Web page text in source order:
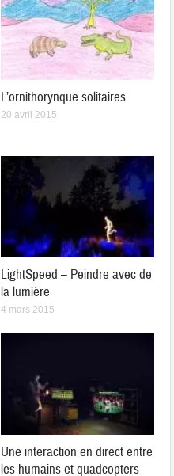
L’ornithorynque solitaires
20 avril 2015
LightSpeed – Peindre avec de
la lumière
4 mars 2015
Une interaction en direct entre
les humains et quadcopters